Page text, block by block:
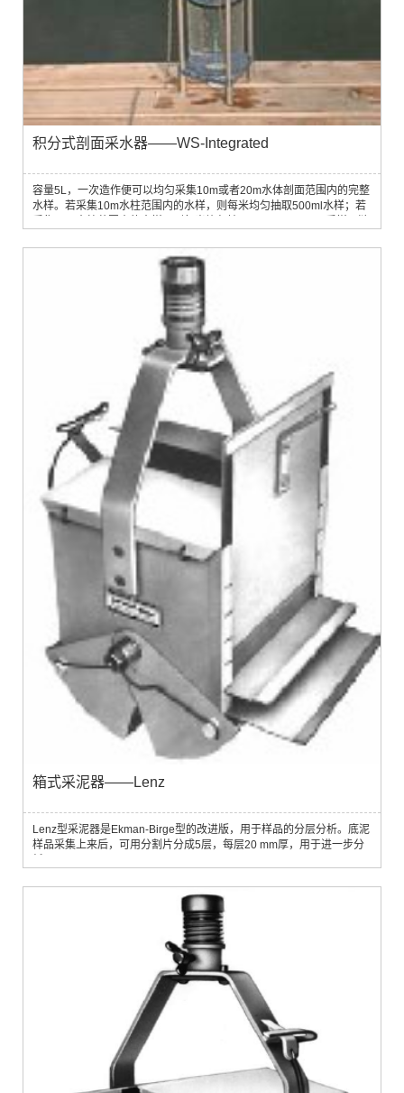
积分式剖面采水器——WS-Integrated
容量5L，一次造作便可以均匀采集10m或者20m水体剖面范围内的完整
水样。若采集10m水柱范围内的水样，则每米均匀抽取500ml水样；若
就能按比例地不断地被抽入采样器。采样器可以从水面或者任意需要的
深度开始工作，通过绞车操作，由引信装置控制开启。技术参数：l 容
量：5Ll 重量：8kgl 积分水样采集...
箱式采泥器——Lenz
Lenz型采泥器是Ekman-Birge型的改进版，用于样品的分层分析。底泥
样品采集上来后，可用分割片分成5层，每层20 mm厚，用于进一步分